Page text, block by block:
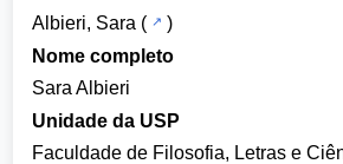
Albieri, Sara (
)
Nome completo
Sara Albieri
Unidade da USP
Faculdade de Filosofia, Letras e